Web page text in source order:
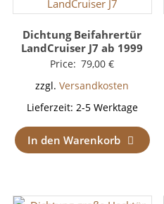
Dichtung Beifahrertür
LandCruiser J7 ab 1999
Price: 79,00€
zzgl.Versandkosten
Lieferzeit: 2-5 Werktage
In den Warenkorb